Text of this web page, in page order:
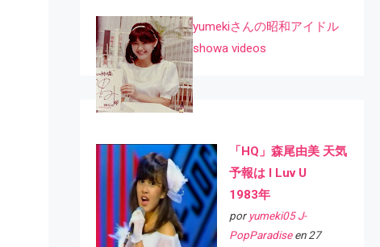
yumekiさんの昭和アイドル
showa videos
「HQ」森尾由美 天気
予報は I Luv U
1983年
por yumeki05 J-
PopParadiseen 27